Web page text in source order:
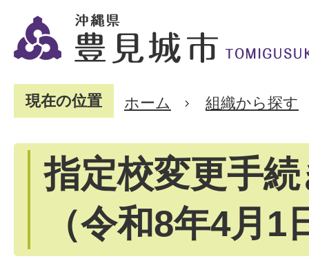
現在の位置 ホーム 組織から探す
指定校変更手
（令和8年4月1